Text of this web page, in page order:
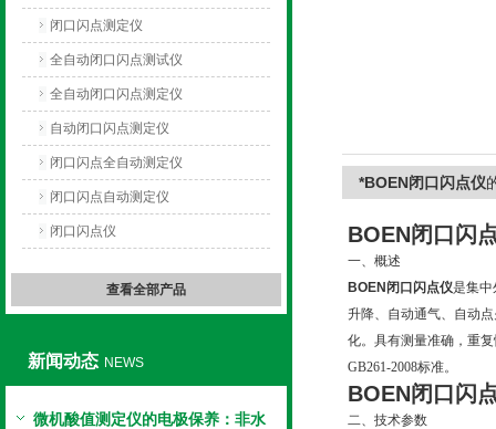
闭口闪点测定仪
全自动闭口闪点测试仪
全自动闭口闪点测定仪
自动闭口闪点测定仪
闭口闪点全自动测定仪
闭口闪点自动测定仪
闭口闪点仪
查看全部产品
新闻动态 NEWS
微机酸值测定仪的电极保养：非水
*BOEN闭口闪点仪
BOEN闭口闪
一、概述
BOEN闭口闪点仪是集中
升降、自动通气、自动
化。具有测量准确，重
GB261-2008标准。
BOEN闭口闪
二、技术参数